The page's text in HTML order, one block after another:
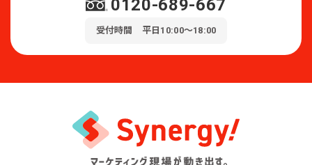
0120-689-667
受付時間 平日10:00～18:00